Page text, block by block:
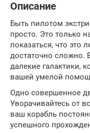
Описание
Быть пилотом
просто. Это только
показаться, что это
достаточно сложно.
далекие галактики,
вашей умелой
Одно совершенное
Уворачивайтесь от
ваш корабль
успешного